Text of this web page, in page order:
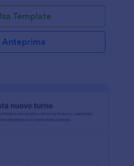
Template
Anteprima